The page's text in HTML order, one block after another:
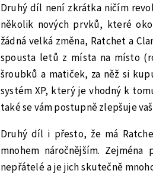
Druhý díl není zkrátka ničím
několik nových prvků, které
žádná velká změna, Ratchet a
spousta letů z místa na místo
šroubků a matiček, za něž si
systém XP, který je vhodný k
také se vám postupně zlepšuje
Druhý díl i přesto, že má
mnohem náročnějším.
nepřátelé a je jich skutečně